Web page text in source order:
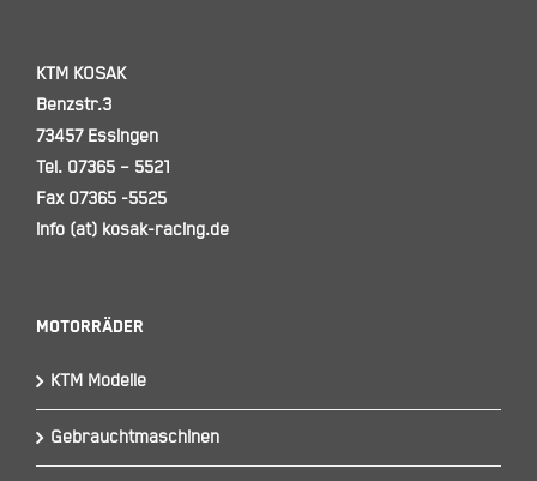
KTM KOSAK
Benzstr.3
73457 Essingen
Tel. 07365 – 5521
Fax 07365 -5525
info (at) kosak-racing.de
Motorräder
KTM Modelle
Gebrauchtmaschinen